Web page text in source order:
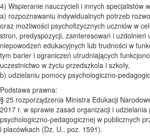
4) Wspieranie nauczycieli i innych specjalistów
a) rozpoznawaniu indywidualnych potrzeb
oraz możliwości psychofizycznych uczniów w
stron, predyspozycji, zainteresowań i uzdolnień
niepowodzeń edukacyjnych lub trudności w
tym barier i ograniczeń utrudniających
uczestnictwo w życiu przedszkola i szkoły,
b) udzielaniu pomocy psychologiczno-
Podstawa prawna:
§ 25 rozporządzenia Ministra Edukacji
2017 r. w sprawie zasad organizacji i udzielania
psychologiczno-pedagogicznej w publicznych
i placówkach (Dz. U., poz. 1591).